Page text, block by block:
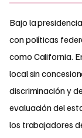
Bajo la
con políticas
como California.
local sin
discriminación y
evaluación del
los trabajadores